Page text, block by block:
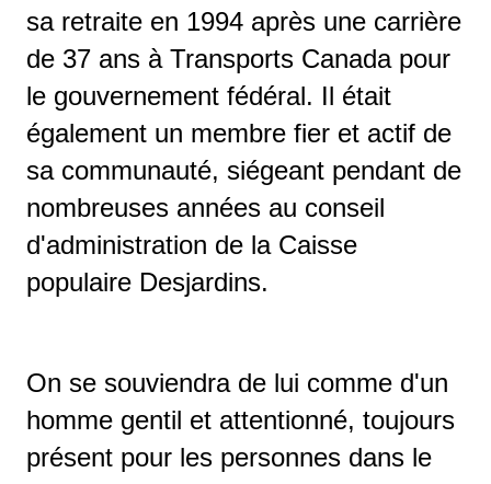
sa retraite en 1994 après une carrière
de 37 ans à Transports Canada pour
le gouvernement fédéral. Il était
également un membre fier et actif de
sa communauté, siégeant pendant de
nombreuses années au conseil
d'administration de la Caisse
populaire Desjardins.
On se souviendra de lui comme d'un
homme gentil et attentionné, toujours
présent pour les personnes dans le